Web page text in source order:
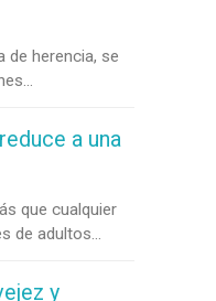
de herencia, se
a una
que cualquier
de adultos...
y